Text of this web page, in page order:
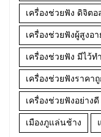
เครื่องช่วยฟัง ดิจิตอ
เครื่องช่วยฟังผู้สูงอา
เครื่องช่วยฟัง มีไว้ท
เครื่องช่วยฟังราคา
เครื่องช่วยฟังอย่างดี
เมืองภูแล่นช้าง